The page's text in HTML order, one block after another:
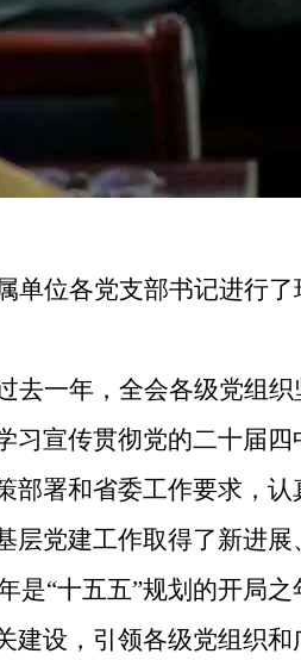
单位各党支部书记进行
去一年， 全会各级党组织
习宣传贯彻党的二十届
部署和省委工作要求， 认
层党建工作取得了新进
是“十五五”规划的开局之
建设，引领各级党组织